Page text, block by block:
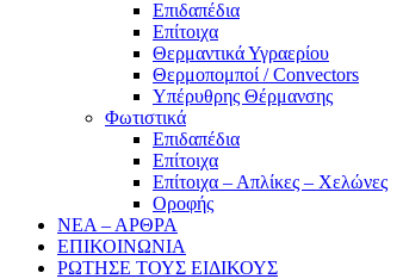
Επιδαπέδια
Επίτοιχα
Θερμαντικά Υγραερίου
Θερμοπομποί / Convectors
Υπέρυθρης Θέρμανσης
Φωτιστικά
Επιδαπέδια
Επίτοιχα
Επίτοιχα – Απλίκες – Χελώνες
Οροφής
ΝΕΑ – ΑΡΘΡΑ
ΕΠΙΚΟΙΝΩΝΙΑ
ΡΩΤΗΣΕ ΤΟΥΣ ΕΙΔΙΚΟΥΣ